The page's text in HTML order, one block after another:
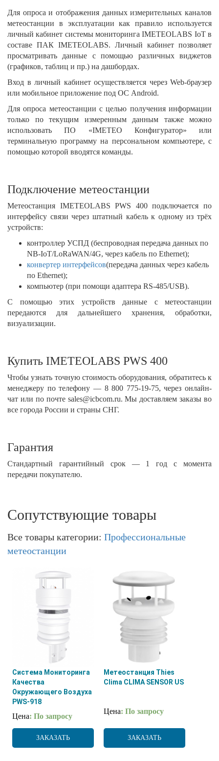
Для опроса и отображения данных измерительных каналов
метеостанции в эксплуатации как правило используется
личный кабинет системы мониторинга IMETEOLABS IoT в
составе ПАК IMETEOLABS. Личный кабинет позволяет
просматривать данные с помощью различных виджетов
(графиков, таблиц и пр.) на дашбордах.
Вход в личный кабинет осуществляется через Web-браузер
или мобильное приложение под ОС Android.
Для опроса метеостанции с целью получения информации
только по текущим измеренным данным также можно
использовать ПО «IMETEO Конфигуратор» или
терминальную программу на персональном компьютере, с
помощью которой вводятся команды.
Подключение метеостанции
Метеостанция IMETEOLABS PWS 400 подключается по
интерфейсу связи через штатный кабель к одному из трёх
устройств:
контроллер УСПД (беспроводная передача данных по
NB-IoT/LoRaWAN/4G, через кабель по Ethernet);
конвертер интерфейсов(передача данных через кабель
по Ethernet);
компьютер (при помощи адаптера RS-485/USB).
С помощью этих устройств данные с метеостанции
передаются для дальнейшего хранения, обработки,
визуализации.
Купить IMETEOLABS PWS 400
Чтобы узнать точную стоимость оборудования, обратитесь к
менеджеру по телефону — 8 800 775-19-75, через онлайн-
чат или по почте sales@icbcom.ru. Мы доставляем заказы во
все города России и страны СНГ.
Гарантия
Стандартный гарантийный срок — 1 год с момента
передачи покупателю.
Сопутствующие товары
Все товары категории: Профессиональные
метеостанции
Система Мониторинга
Качества
Окружающего Воздуха
PWS-918
Цена: По запросу
ЗАКАЗАТЬ
Метеостанция Thies
Clima CLIMA SENSOR US
Цена: По запросу
ЗАКАЗАТЬ